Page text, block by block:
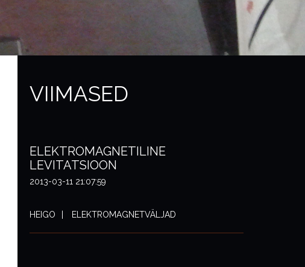
VIIMASED
ELEKTROMAGNETILINE
LEVITATSIOON
2013-03-11 21:07:59
HEIGO ELEKTROMAGNETVÄLJAD